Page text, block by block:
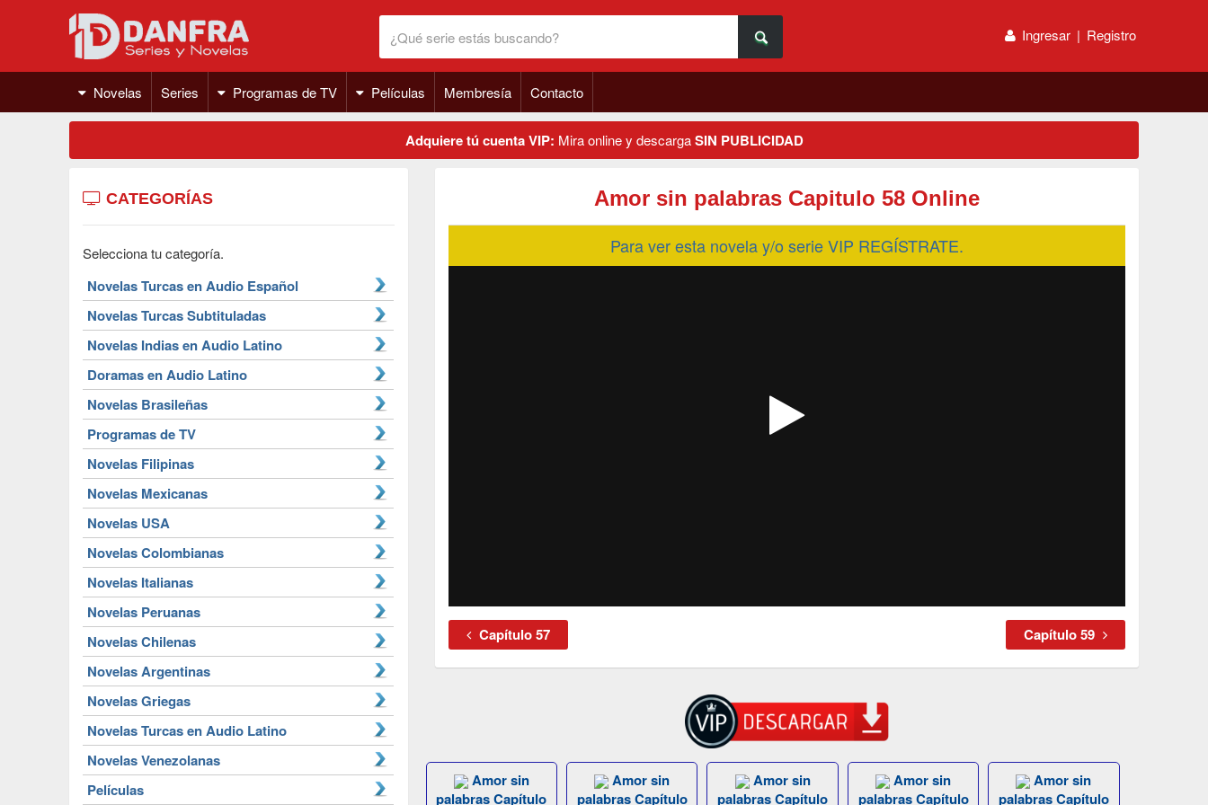
Ingresar | Registro
Novelas Series Programas de TV Películas Membresía Contacto
Adquiere tú cuenta VIP: Mira online y descargaSIN PUBLICIDAD
CATEGORÍAS
Selecciona tu categoría.
Novelas Turcas en Audio Español
Novelas Turcas Subtituladas
Novelas Indias en Audio Latino
Doramas en Audio Latino
Novelas Brasileñas
Programas de TV
Novelas Filipinas
Novelas Mexicanas
Novelas USA
Novelas Colombianas
Novelas Italianas
Novelas Peruanas
Novelas Chilenas
Novelas Argentinas
Novelas Griegas
Novelas Turcas en Audio Latino
Novelas Venezolanas
Películas
Amor sin palabras Capitulo 58 Online
Para ver esta novela y/o serie VIP REGÍSTRATE.
Capítulo 57 Capítulo 59
Amor sin
palabras Capítulo
Amor sin
palabras Capítulo
Amor sin
palabras Capítulo
Amor sin
palabras Capítulo
Amor sin
palabras Capítulo